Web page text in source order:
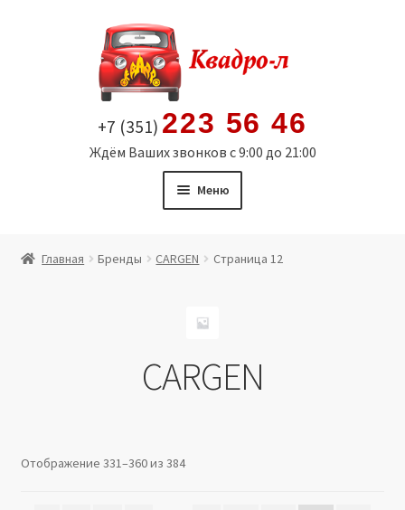
содержимому
+7 (351) 223 56 46
Ждём Ваших звонков с 9:00 до 21:00
Меню
Политика в отношении обработки персональных
Главная Бренды CARGEN Страница 12
CARGEN
Отображение 331–360 из 384